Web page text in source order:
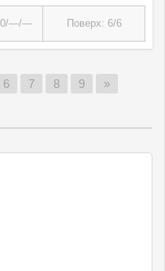
—/— Поверх: 6/6
6 7 8 9 »